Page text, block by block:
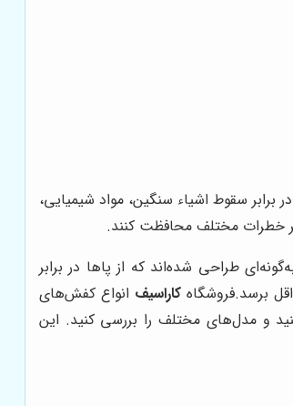
سقوط اشیاء سنگین، مواد شیمیایی،
خطرات مختلف محافظت کنند.
طراحی شده‌اند که از پاها در برابر
برسد.فروشگاهکاراسیف انواع کفش‌های
و مدل‌های مختلف را بررسی کنید. این